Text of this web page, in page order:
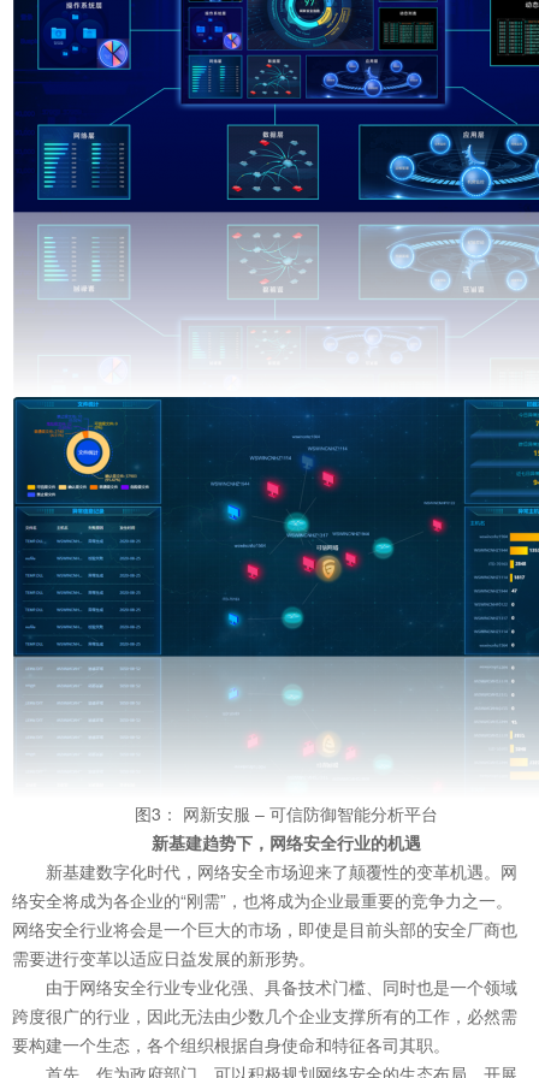
图3： 网新安服 – 可信防御智能分析平台
新基建趋势下，网络安全行业的机遇
新基建数字化时代，网络安全市场迎来了颠覆性的变革机遇。网
络安全将成为各企业的“刚需”，也将成为企业最重要的竞争力之一。
网络安全行业将会是一个巨大的市场，即使是目前头部的安全厂商也
需要进行变革以适应日益发展的新形势。
由于网络安全行业专业化强、具备技术门槛、同时也是一个领域
跨度很广的行业，因此无法由少数几个企业支撑所有的工作，必然需
要构建一个生态，各个组织根据自身使命和特征各司其职。
首先，作为政府部门，可以积极规划网络安全的生态布局，开展